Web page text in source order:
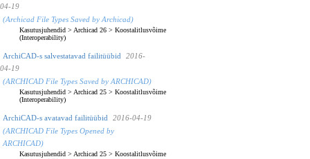
04-19
(Archicad File Types Saved by Archicad)
Kasutusjuhendid > Archicad 26 > Koostalitlusvõime
(Interoperability)
ArchiCAD-s salvestatavad failitüübid
2016-
04-19
(ARCHICAD File Types Saved by ARCHICAD)
Kasutusjuhendid > Archicad 25 > Koostalitlusvõime
(Interoperability)
ArchiCAD-s avatavad failitüübid
2016-04-19
(ARCHICAD File Types Opened by
ARCHICAD)
Kasutusjuhendid > Archicad 25 > Koostalitlusvõime